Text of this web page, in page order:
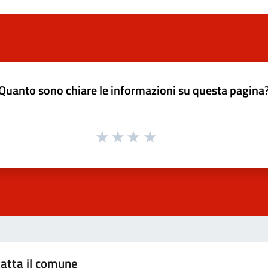
sono chiare le informazioni su questa
il comune